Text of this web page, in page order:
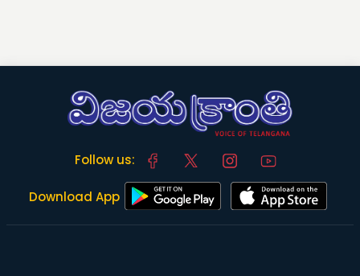
Follow us:
Download App